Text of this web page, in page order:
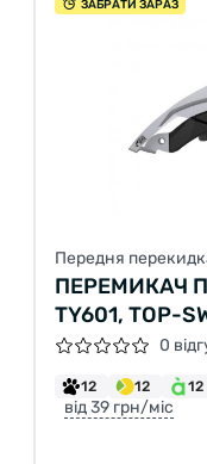
ЗАБРАТИ ЗАРАЗ
Передня
ПЕРЕМИКАЧ
TY601, TOP-
31,8/34.9ММ,
0
12 12 12
від 39 грн/міс